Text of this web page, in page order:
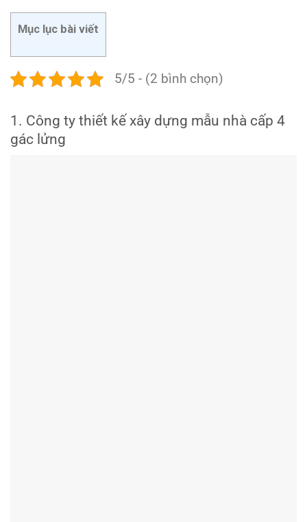
Mục lục bài viết
5/5 - (2 bình chọn)
1. Công ty thiết kế xây dựng mẫu nhà cấp 4
gác lửng